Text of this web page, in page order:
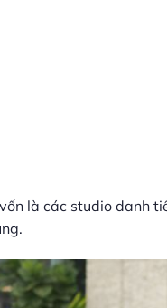
là các studio danh